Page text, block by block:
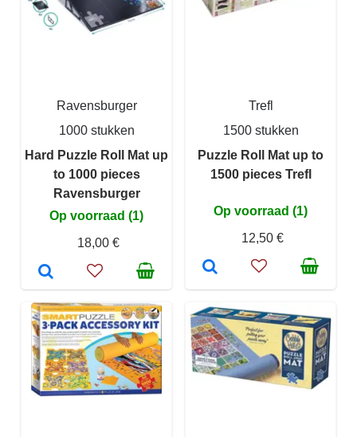
Ravensburger
1000 stukken
Hard Puzzle Roll Mat up
to 1000 pieces
Ravensburger
Op voorraad (1)
18,00 €
Trefl
1500 stukken
Puzzle Roll Mat up to
1500 pieces Trefl
Op voorraad (1)
12,50 €